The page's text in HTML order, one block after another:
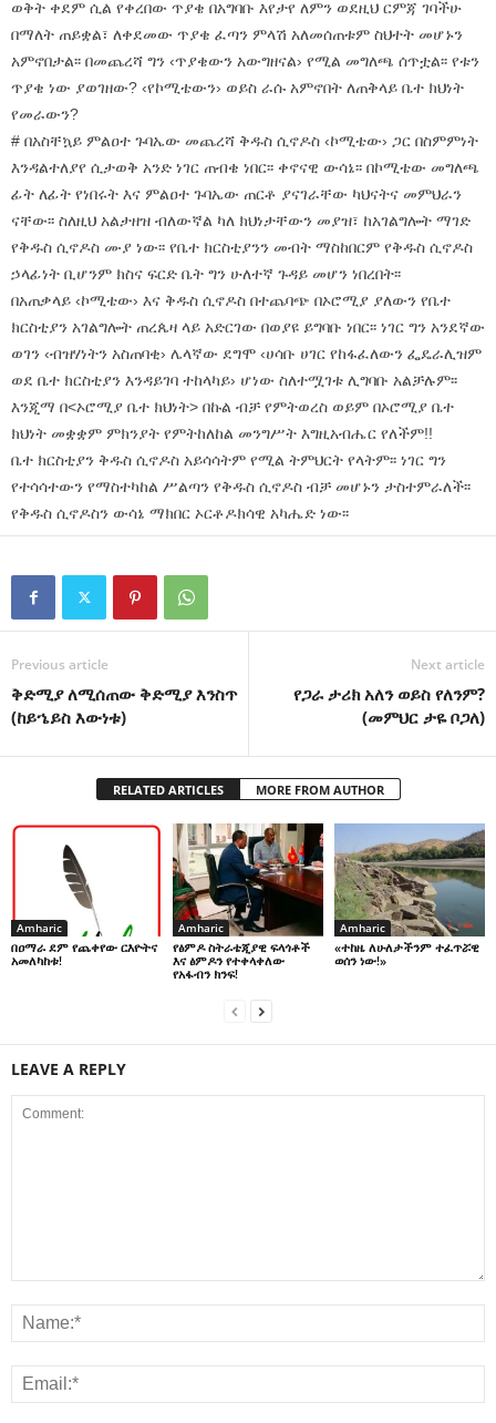
ወቅት ቀደም ሲል የቀረበው ጥያቄ በአግባቡ እየታየ ለምን ወደዚህ ርምጃ ገባችሁ
በማለት ጠይቋል፣ ለቀደመው ጥያቄ ፈጣን ምላሽ አለመሰጠቱም ስህተት መሆኑን
አምኖበታል፡፡ በመጨረሻ ግን ‹ጥያቄውን አውግዘናል› የሚል መግለጫ ሰጥቷል፡፡ የቱን
ጥያቄ ነው ያወገዘው? ‹የኮሚቴውን› ወይስ ራሱ አምኖበት ለጠቅላይ ቤተ ክህነት
የመራውን?
# በአስቸኳይ ምልዐተ ጉባኤው መጨረሻ ቅዱስ ሲኖዶስ ‹ኮሚቴው› ጋር በስምምነት
እንዳልተለያየ ሲታወቅ አንድ ነገር ጠብቄ ነበር፡፡ ቀኖናዊ ውሳኔ፡፡ በኮሚቴው መግለጫ
ፊት ለፊት የነበሩት እና ምልዐተ ጉባኤው ጠርቶ ያናገራቸው ካህናትና መምህራን
ናቸው፡፡ ስለዚህ አልታዘዝ ብለውኛል ካለ ክህነታቸውን መያዝ፣ ከአገልግሎት ማገድ
የቅዱስ ሲኖዶስ ሙያ ነው፡፡ የቤተ ክርስቲያንን መብት ማስከበርም የቅዱስ ሲኖዶስ
ኃላፊነት ቢሆንም ክስና ፍርድ ቤት ግን ሁለተኛ ጉዳይ መሆን ነበረበት፡፡
በአጠቃላይ ‹ኮሚቴው› እና ቅዱስ ሲኖዶስ በተጨባጭ በኦሮሚያ ያለውን የቤተ
ክርስቲያን አገልግሎት ጠረጴዛ ላይ አድርገው በወያዩ ይግባቡ ነበር፡፡ ነገር ግን አንደኛው
ወገን ‹ብዝሃነትን አስጠባቂ› ሌላኛው ደግሞ ‹ሀሳቡ ሀገር የከፋፈለውን ፌዴራሊዝም
ወደ ቤተ ክርስቲያን እንዳይገባ ተከላካይ› ሆነው ስለተሟገቱ ሊግባቡ አልቻሉም፡፡
እንጂማ በ<ኦሮሚያ ቤተ ክህነት> በኩል ብቻ የምትወረስ ወይም በኦሮሚያ ቤተ
ክህነት መቋቋም ምክንያት የምትከለከል መንግሥት እግዚአብሔር የለችም!!
ቤተ ክርስቲያን ቅዱስ ሲኖዶስ አይሳሳትም የሚል ትምህርት የላትም፡፡ ነገር ግን
የተሳሳተውን የማስተካከል ሥልጣን የቅዱስ ሲኖዶስ ብቻ መሆኑን ታስተምራለች፡፡
የቅዱስ ሲኖዶስን ውሳኔ ማክበር ኦርቶዶክሳዊ አካሔድ ነው፡፡
Previous article
ቅድሚያ ለሚሰጠው ቅድሚያ እንስጥ
(ከይኄይስ እውነቱ)
Next article
የጋራ ታሪክ አለን ወይስ የለንም?
(መምህር ታዬ ቦጋለ)
RELATED ARTICLES MORE FROM AUTHOR
Amharic
በዐማራ ደም የጨቀየው ርእዮትና
አመለካከቱ!
Amharic
የፅምዶ ስትራቴጂያዊ ፍላጎቶች
እና ፅምዶን የተቀላቀለው
የአፋብን ክንፍ!
Amharic
«ተከዜ ለሁለታችንም ተፈጥሯዊ
ወሰን ነው!»
LEAVE A REPLY